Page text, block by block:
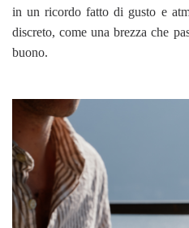
in un ricordo fatto di gusto e
discreto, come una brezza che
buono.